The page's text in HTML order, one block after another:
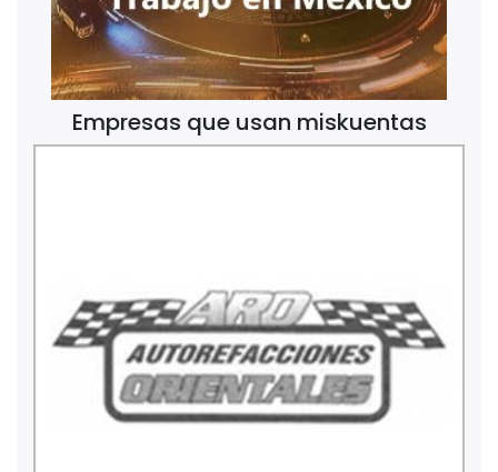
Empresas que usan miskuentas